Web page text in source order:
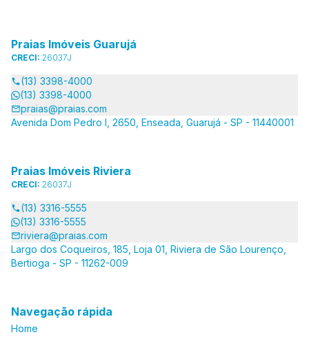
Praias Imóveis Guarujá
CRECI: 26037J
(13) 3398-4000
(13) 3398-4000
praias@praias.com
Avenida Dom Pedro I, 2650, Enseada, Guarujá - SP - 11440001
Praias Imóveis Riviera
CRECI: 26037J
(13) 3316-5555
(13) 3316-5555
riviera@praias.com
Largo dos Coqueiros, 185, Loja 01, Riviera de São Lourenço,
Bertioga - SP - 11262-009
Navegação rápida
Home